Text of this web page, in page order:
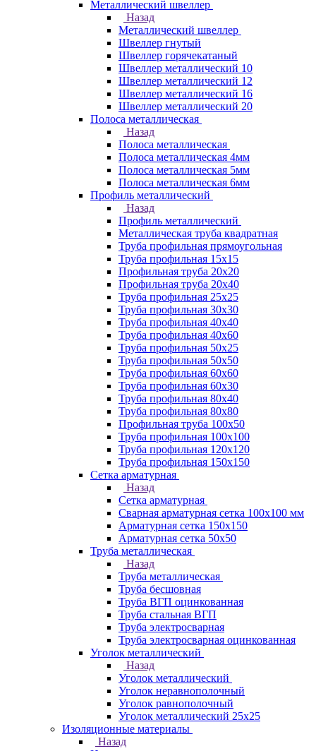
Металлический швеллер
Назад
Металлический швеллер
Швеллер гнутый
Швеллер горячекатаный
Швеллер металлический 10
Швеллер металлический 12
Швеллер металлический 16
Швеллер металлический 20
Полоса металлическая
Назад
Полоса металлическая
Полоса металлическая 4мм
Полоса металлическая 5мм
Полоса металлическая 6мм
Профиль металлический
Назад
Профиль металлический
Металлическая труба квадратная
Труба профильная прямоугольная
Труба профильная 15х15
Профильная труба 20х20
Профильная труба 20х40
Труба профильная 25х25
Труба профильная 30x30
Труба профильная 40х40
Труба профильная 40х60
Труба профильная 50х25
Труба профильная 50х50
Труба профильная 60x60
Труба профильная 60х30
Труба профильная 80х40
Труба профильная 80х80
Профильная труба 100х50
Труба профильная 100х100
Труба профильная 120х120
Труба профильная 150х150
Сетка арматурная
Назад
Сетка арматурная
Сварная арматурная сетка 100х100 мм
Арматурная сетка 150х150
Арматурная сетка 50х50
Труба металлическая
Назад
Труба металлическая
Труба бесшовная
Труба ВГП оцинкованная
Труба стальная ВГП
Труба электросварная
Труба электросварная оцинкованная
Уголок металлический
Назад
Уголок металлический
Уголок неравнополочный
Уголок равнополочный
Уголок металлический 25х25
Изоляционные материалы
Назад